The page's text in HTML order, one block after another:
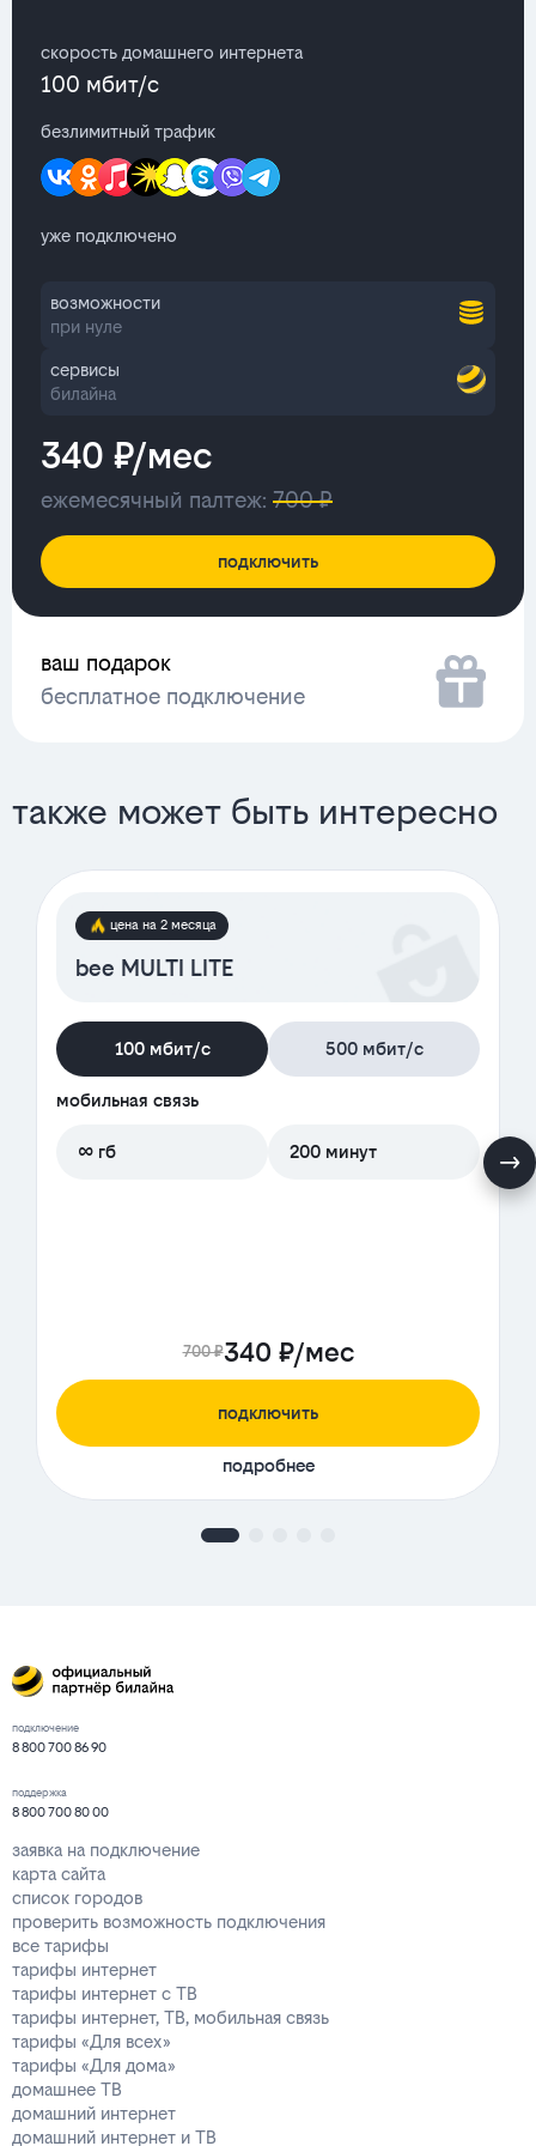
скорость домашнего интернета
100 мбит/с
безлимитный трафик
уже подключено
возможности
при нуле
сервисы
билайна
340 ₽/мес
ежемесячный палтеж: 700 ₽
подключить
ваш подарок
бесплатное подключение
также может быть интересно
цена на 2 месяца
bee MULTI LITE
100 мбит/с 500 мбит/с
мобильная связь
∞ гб 200 минут
700 ₽340 ₽/мес
подключить
подробнее
подключение
8 800 700 86 90
поддержка
8 800 700 80 00
заявка на подключение
карта сайта
список городов
проверить возможность подключения
все тарифы
тарифы интернет
тарифы интернет с ТВ
тарифы интернет, ТВ, мобильная связь
тарифы «Для всех»
тарифы «Для дома»
домашнее ТВ
домашний интернет
домашний интернет и ТВ